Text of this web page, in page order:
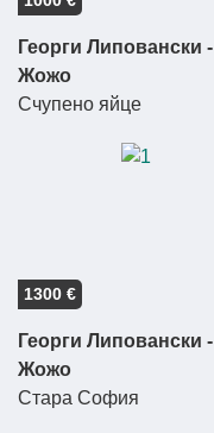
Георги Липовански -
Жожо
Счупено яйце
1300 €
Георги Липовански -
Жожо
Стара София